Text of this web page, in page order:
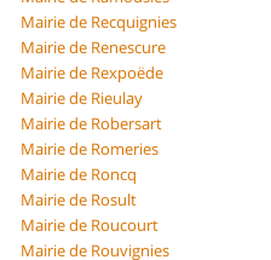
Mairie de Recquignies
Mairie de Renescure
Mairie de Rexpoëde
Mairie de Rieulay
Mairie de Robersart
Mairie de Romeries
Mairie de Roncq
Mairie de Rosult
Mairie de Roucourt
Mairie de Rouvignies